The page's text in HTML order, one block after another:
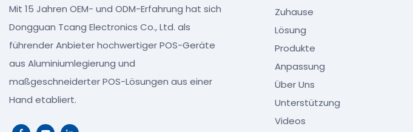
Mit 15 Jahren OEM- und ODM-Erfahrung hat sich
Dongguan Tcang Electronics Co., Ltd. als
führender Anbieter hochwertiger POS-Geräte
aus Aluminiumlegierung und
maßgeschneiderter POS-Lösungen aus einer
Hand etabliert.
Zuhause
Lösung
Produkte
Anpassung
Über Uns
Unterstützung
Videos